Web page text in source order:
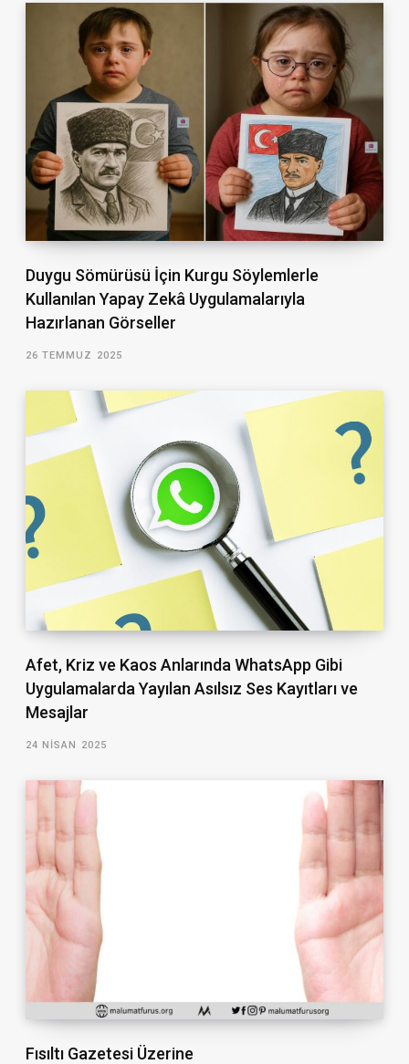
Duygu Sömürüsü İçin Kurgu Söylemlerle
Kullanılan Yapay Zekâ Uygulamalarıyla
Hazırlanan Görseller
26 TEMMUZ 2025
Afet, Kriz ve Kaos Anlarında WhatsApp Gibi
Uygulamalarda Yayılan Asılsız Ses Kayıtları ve
Mesajlar
24 NISAN 2025
Fısıltı Gazetesi Üzerine